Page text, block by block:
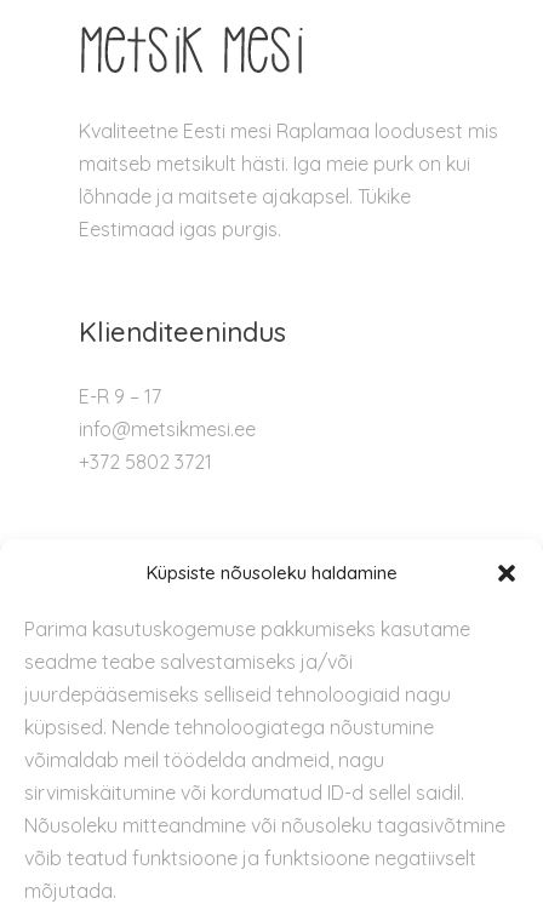
Küpsiste nõusoleku haldamine
Parima kasutuskogemuse pakkumiseks kasutame
seadme teabe salvestamiseks ja/või
juurdepääsemiseks selliseid tehnoloogiaid nagu
küpsised. Nende tehnoloogiatega nõustumine
võimaldab meil töödelda andmeid, nagu
sirvimiskäitumine või kordumatud ID-d sellel saidil.
Nõusoleku mitteandmine või nõusoleku tagasivõtmine
võib teatud funktsioone ja funktsioone negatiivselt
mõjutada.
Kvaliteetne Eesti mesi Raplamaa loodusest mis
maitseb metsikult hästi. Iga meie purk on kui
lõhnade ja maitsete ajakapsel. Tükike
Eestimaad igas purgis.
Klienditeenindus
E-R 9 – 17
info@metsikmesi.ee
+372 5802 3721
Kontakt
Privaatsuspoliitika
Kasutustingimused
Küpsiste kasutamise poliitika